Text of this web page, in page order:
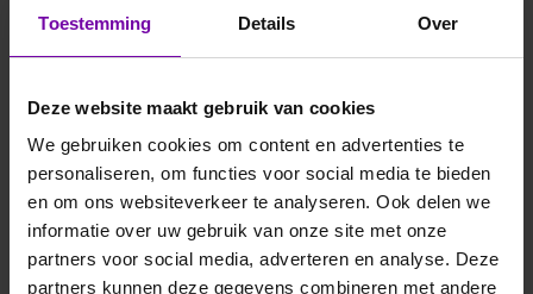
Toestemming Details Over
Deze website maakt gebruik van cookies
We gebruiken cookies om content en advertenties te
personaliseren, om functies voor social media te bieden
en om ons websiteverkeer te analyseren. Ook delen we
informatie over uw gebruik van onze site met onze
partners voor social media, adverteren en analyse. Deze
partners kunnen deze gegevens combineren met andere
CloudBurst Weighing Precipitation Gauge, unheated, 5m
nauwkeurig registreert met behulp van een gevoelige
loadcell.
Type: Weeg-neerslagmeter (Cloudburst series)
Meetprincipe: Bepaalt neerslag via het gewicht van
opgevangen water in een container
Geavanceerd algoritme corrigeert voor temperatuur,